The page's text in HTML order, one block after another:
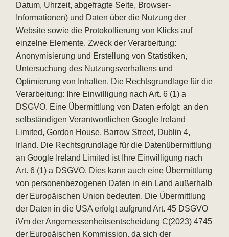
Datum, Uhrzeit, abgefragte Seite, Browser-
Informationen) und Daten über die Nutzung der
Website sowie die Protokollierung von Klicks auf
einzelne Elemente. Zweck der Verarbeitung:
Anonymisierung und Erstellung von Statistiken,
Untersuchung des Nutzungsverhaltens und
Optimierung von Inhalten. Die Rechtsgrundlage für die
Verarbeitung: Ihre Einwilligung nach Art. 6 (1) a
DSGVO. Eine Übermittlung von Daten erfolgt: an den
selbständigen Verantwortlichen Google Ireland
Limited, Gordon House, Barrow Street, Dublin 4,
Irland. Die Rechtsgrundlage für die Datenübermittlung
an Google Ireland Limited ist Ihre Einwilligung nach
Art. 6 (1) a DSGVO. Dies kann auch eine Übermittlung
von personenbezogenen Daten in ein Land außerhalb
der Europäischen Union bedeuten. Die Übermittlung
der Daten in die USA erfolgt aufgrund Art. 45 DSGVO
iVm der Angemessenheitsentscheidung C(2023) 4745
der Europäischen Kommission, da sich der